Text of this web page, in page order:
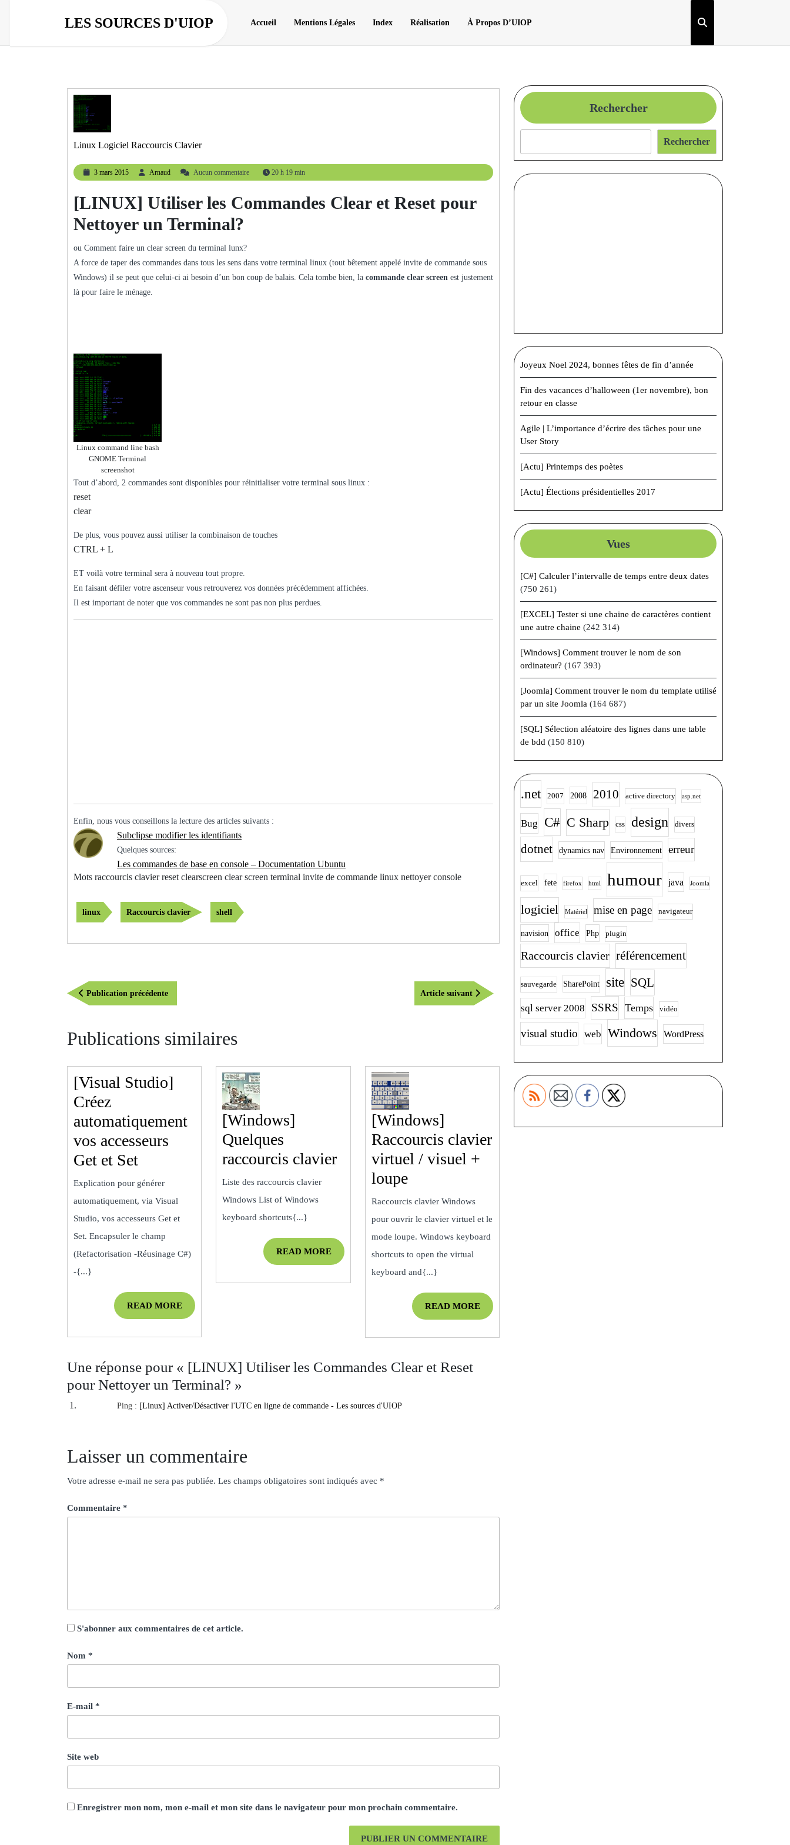
LES SOURCES D'UIOP Accueil Mentions Légales Index Réalisation À Propos D’UIOP
Linux Logiciel Raccourcis Clavier
3 mars 2015
3
mars
Arnaud ArnaudAucun commentaire 20 h 19 min
[LINUX] Utiliser les Commandes Clear et Reset pour
Nettoyer un Terminal?
ou Comment faire un clear screen du terminal lunx?
A force de taper des commandes dans tous les sens dans votre terminal linux (tout bêtement appelé invite de commande sous
Windows) il se peut que celui-ci ai besoin d’un bon coup de balais. Cela tombe bien, la commande clear screen est justement
là pour faire le ménage.
Linux command line bash
GNOME Terminal
screenshot
Tout d’abord, 2 commandes sont disponibles pour réinitialiser votre terminal sous linux :
reset
clear
De plus, vous pouvez aussi utiliser la combinaison de touches
CTRL + L
ET voilà votre terminal sera à nouveau tout propre.
En faisant défiler votre ascenseur vous retrouverez vos données précédemment affichées.
Il est important de noter que vos commandes ne sont pas non plus perdues.
Enfin, nous vous conseillons la lecture des articles suivants :
Subclipse modifier les identifiants
Quelques sources:
Les commandes de base en console – Documentation Ubuntu
Mots raccourcis clavier reset clearscreen clear screen terminal invite de commande linux nettoyer console
linux Raccourcis clavier shell
Navigation
de
l’article
Publication précédentePublication
précédente
Article suivant
Article
Publications similaires
[Visual Studio]
Créez
automatiquement
vos accesseurs
Get et Set[Visual
Studio]
Créez
automatiquement
vos
accesseurs
et
Set
Explication pour générer
automatiquement, via Visual
Studio, vos accesseurs Get et
Set. Encapsuler le champ
(Refactorisation -Réusinage C#)
-{...}
READ MOREREAD
MORE
[Windows]
Quelques
raccourcis clavier[Windows]
Quelques
raccourcis
clavier
Liste des raccourcis clavier
Windows List of Windows
keyboard shortcuts{...}
READ MOREREAD
MORE
[Windows]
Raccourcis clavier
virtuel / visuel +
loupe[Windows]
Raccourcis
clavier
virtuel
/
visuel
+
loupe
Raccourcis clavier Windows
pour ouvrir le clavier virtuel et le
mode loupe. Windows keyboard
shortcuts to open the virtual
keyboard and{...}
READ MOREREAD
MORE
Une réponse pour « [LINUX] Utiliser les Commandes Clear et Reset
pour Nettoyer un Terminal? »
Ping : [Linux] Activer/Désactiver l'UTC en ligne de commande - Les sources d'UIOP
Laisser un commentaire
Votre adresse e-mail ne sera pas publiée. Les champs obligatoires sont indiqués avec *
Commentaire *
S'abonner aux commentaires de cet article.
Nom *
E-mail *
Site web
Enregistrer mon nom, mon e-mail et mon site dans le navigateur pour mon prochain commentaire.
Rechercher
Rechercher
Joyeux Noel 2024, bonnes fêtes de fin d’année
Fin des vacances d’halloween (1er novembre), bon
retour en classe
Agile | L’importance d’écrire des tâches pour une
User Story
[Actu] Printemps des poètes
[Actu] Élections présidentielles 2017
Vues
[C#] Calculer l’intervalle de temps entre deux dates
(750 261)
[EXCEL] Tester si une chaine de caractères contient
une autre chaine (242 314)
[Windows] Comment trouver le nom de son
ordinateur? (167 393)
[Joomla] Comment trouver le nom du template utilisé
par un site Joomla (164 687)
[SQL] Sélection aléatoire des lignes dans une table
de bdd (150 810)
.net 2007 2008 2010 active directory asp.net
Bug C# C Sharp css design divers
dotnet dynamics nav Environnement erreur
excel fete firefox html humour java Joomla
logiciel Matériel mise en page navigateur
navision office Php plugin
Raccourcis clavier référencement
sauvegarde SharePoint site SQL
sql server 2008 SSRS Temps vidéo
visual studio web Windows WordPress